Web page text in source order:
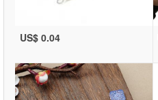
US$ 0.04